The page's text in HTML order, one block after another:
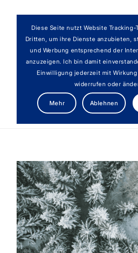
Neue Rechengrößen in der
Diese Seite nutzt Website Tracking-
Dritten, um ihre Dienste anzubieten,
und Werbung entsprechend der
anzuzeigen. Ich bin damit
Einwilligung jederzeit mit
widerrufen oder
Mehr Ablehnen